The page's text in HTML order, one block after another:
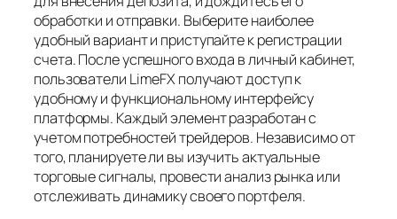
обработки и отправки. Выберите наиболее
удобный вариант и приступайте к регистрации
счета. После успешного входа в личный кабинет,
пользователи LimeFX получают доступ к
удобному и функциональному интерфейсу
платформы. Каждый элемент разработан с
учетом потребностей трейдеров. Независимо от
того, планируете ли вы изучить актуальные
торговые сигналы, провести анализ рынка или
отслеживать динамику своего портфеля.